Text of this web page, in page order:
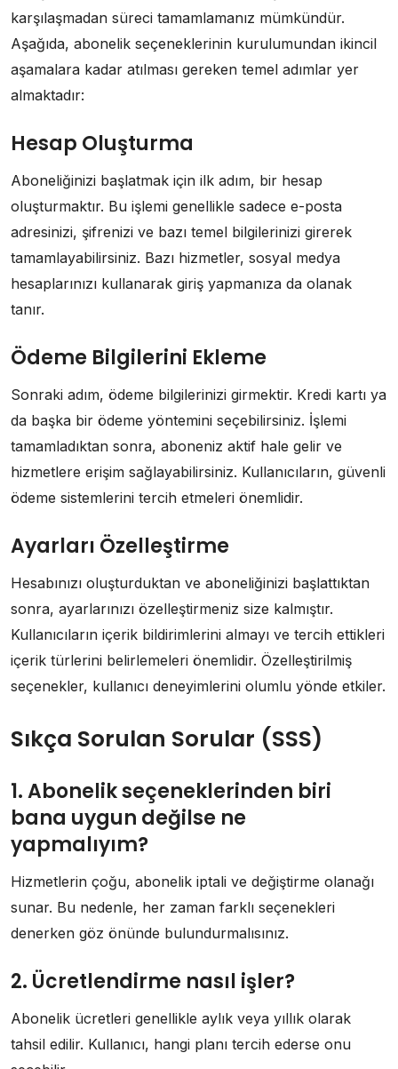
karşılaşmadan süreci tamamlamanız mümkündür.
Aşağıda, abonelik seçeneklerinin kurulumundan ikincil
aşamalara kadar atılması gereken temel adımlar yer
almaktadır:
Hesap Oluşturma
Aboneliğinizi başlatmak için ilk adım, bir hesap
oluşturmaktır. Bu işlemi genellikle sadece e-posta
adresinizi, şifrenizi ve bazı temel bilgilerinizi girerek
tamamlayabilirsiniz. Bazı hizmetler, sosyal medya
hesaplarınızı kullanarak giriş yapmanıza da olanak
tanır.
Ödeme Bilgilerini Ekleme
Sonraki adım, ödeme bilgilerinizi girmektir. Kredi kartı ya
da başka bir ödeme yöntemini seçebilirsiniz. İşlemi
tamamladıktan sonra, aboneniz aktif hale gelir ve
hizmetlere erişim sağlayabilirsiniz. Kullanıcıların, güvenli
ödeme sistemlerini tercih etmeleri önemlidir.
Ayarları Özelleştirme
Hesabınızı oluşturduktan ve aboneliğinizi başlattıktan
sonra, ayarlarınızı özelleştirmeniz size kalmıştır.
Kullanıcıların içerik bildirimlerini almayı ve tercih ettikleri
içerik türlerini belirlemeleri önemlidir. Özelleştirilmiş
seçenekler, kullanıcı deneyimlerini olumlu yönde etkiler.
Sıkça Sorulan Sorular (SSS)
1. Abonelik seçeneklerinden biri
bana uygun değilse ne
yapmalıyım?
Hizmetlerin çoğu, abonelik iptali ve değiştirme olanağı
sunar. Bu nedenle, her zaman farklı seçenekleri
denerken göz önünde bulundurmalısınız.
2. Ücretlendirme nasıl işler?
Abonelik ücretleri genellikle aylık veya yıllık olarak
tahsil edilir. Kullanıcı, hangi planı tercih ederse onu